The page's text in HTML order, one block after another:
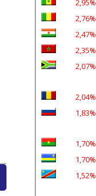
2,95%
2,76%
2,47%
2,35%
2,07%
2,04%
1,83%
1,70%
1,70%
1,52%